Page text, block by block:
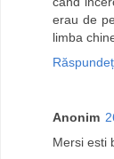
erau de
limba
Anonim
Mersi esti